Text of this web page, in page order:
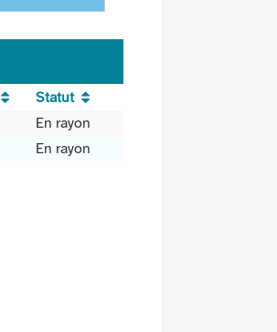
Statut
En rayon
En rayon